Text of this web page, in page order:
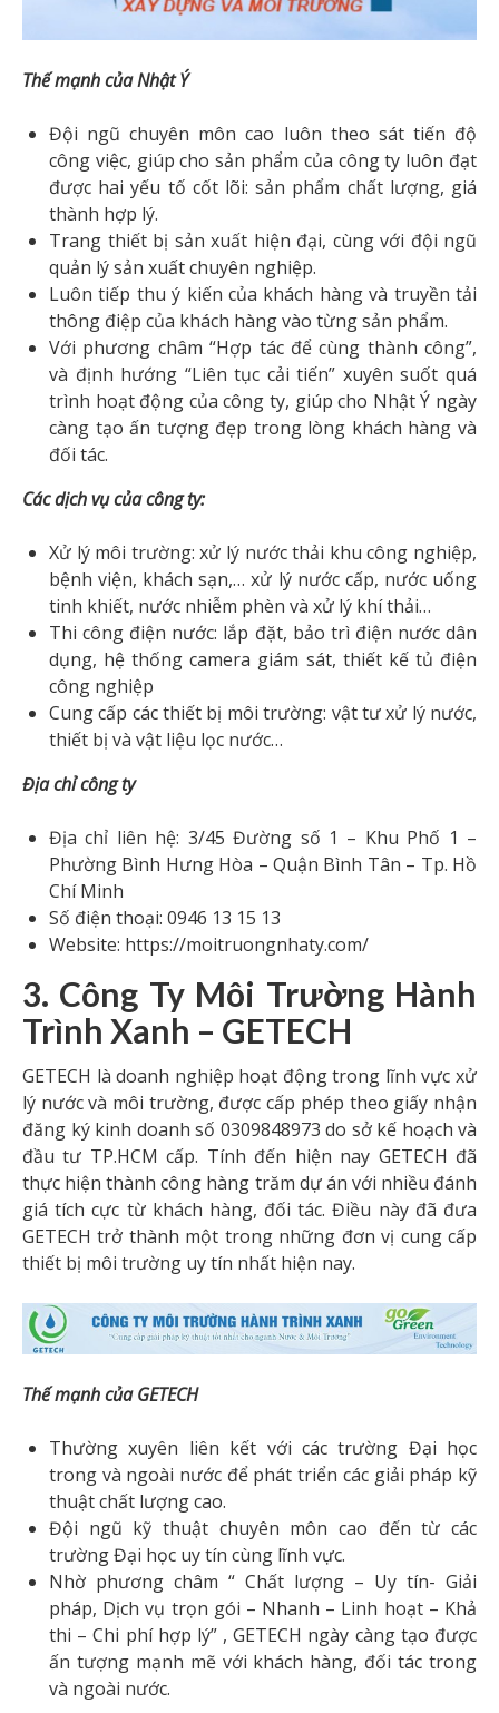
Thế mạnh của Nhật Ý
Đội ngũ chuyên môn cao luôn theo sát tiến độ
công việc, giúp cho sản phẩm của công ty luôn đạt
được hai yếu tố cốt lõi: sản phẩm chất lượng, giá
thành hợp lý.
Trang thiết bị sản xuất hiện đại, cùng với đội ngũ
quản lý sản xuất chuyên nghiệp.
Luôn tiếp thu ý kiến của khách hàng và truyền tải
thông điệp của khách hàng vào từng sản phẩm.
Với phương châm “Hợp tác để cùng thành công”,
và định hướng “Liên tục cải tiến” xuyên suốt quá
trình hoạt động của công ty, giúp cho Nhật Ý ngày
càng tạo ấn tượng đẹp trong lòng khách hàng và
đối tác.
Các dịch vụ của công ty:
Xử lý môi trường: xử lý nước thải khu công nghiệp,
bệnh viện, khách sạn,… xử lý nước cấp, nước uống
tinh khiết, nước nhiễm phèn và xử lý khí thải…
Thi công điện nước: lắp đặt, bảo trì điện nước dân
dụng, hệ thống camera giám sát, thiết kế tủ điện
công nghiệp
Cung cấp các thiết bị môi trường: vật tư xử lý nước,
thiết bị và vật liệu lọc nước…
Địa chỉ công ty
Địa chỉ liên hệ: 3/45 Đường số 1 – Khu Phố 1 –
Phường Bình Hưng Hòa – Quận Bình Tân – Tp. Hồ
Chí Minh
Số điện thoại: 0946 13 15 13
Website: https://moitruongnhaty.com/
3. Công Ty Môi Trường Hành
Trình Xanh – GETECH
GETECH là doanh nghiệp hoạt động trong lĩnh vực xử
lý nước và môi trường, được cấp phép theo giấy nhận
đăng ký kinh doanh số 0309848973 do sở kế hoạch và
đầu tư TP.HCM cấp. Tính đến hiện nay GETECH đã
thực hiện thành công hàng trăm dự án với nhiều đánh
giá tích cực từ khách hàng, đối tác. Điều này đã đưa
GETECH trở thành một trong những đơn vị cung cấp
thiết bị môi trường uy tín nhất hiện nay.
Thế mạnh của GETECH
Thường xuyên liên kết với các trường Đại học
trong và ngoài nước để phát triển các giải pháp kỹ
thuật chất lượng cao.
Đội ngũ kỹ thuật chuyên môn cao đến từ các
trường Đại học uy tín cùng lĩnh vực.
Nhờ phương châm “ Chất lượng – Uy tín- Giải
pháp, Dịch vụ trọn gói – Nhanh – Linh hoạt – Khả
thi – Chi phí hợp lý” , GETECH ngày càng tạo được
ấn tượng mạnh mẽ với khách hàng, đối tác trong
và ngoài nước.